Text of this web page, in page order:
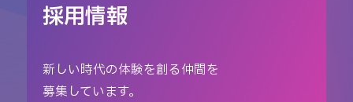
採用情報
新しい時代の体験を創る仲間を
募集しています。